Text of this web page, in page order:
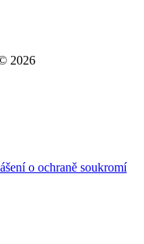
2026
o ochraně soukromí